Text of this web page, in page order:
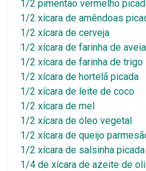
1/2 pimentão vermelho
1/2 xícara de amêndoas
1/2 xícara de cerveja
1/2 xícara de farinha de aveia
1/2 xícara de farinha de trigo
1/2 xícara de hortelã picada
1/2 xícara de leite de coco
1/2 xícara de mel
1/2 xícara de óleo vegetal
1/2 xícara de queijo
1/2 xícara de salsinha picada
1/4 de xícara de azeite de